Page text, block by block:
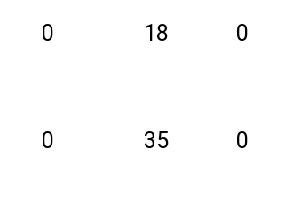
0 18 0
0 35 0